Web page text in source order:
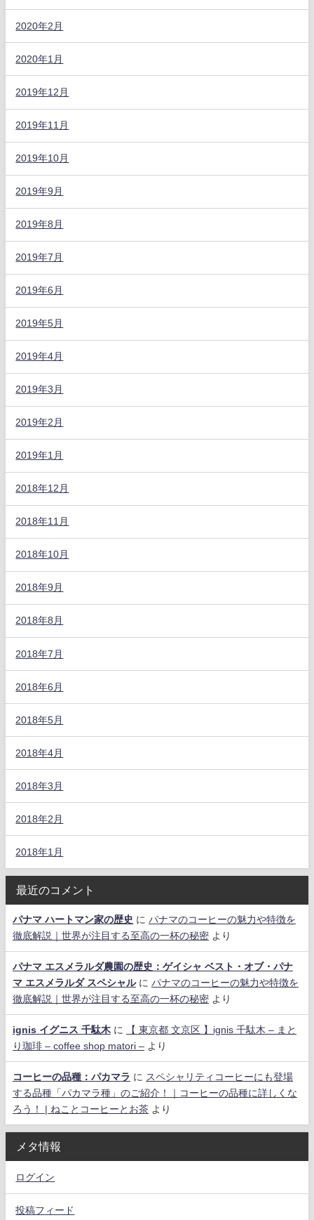
2020年2月
2020年1月
2019年12月
2019年11月
2019年10月
2019年9月
2019年8月
2019年7月
2019年6月
2019年5月
2019年4月
2019年3月
2019年2月
2019年1月
2018年12月
2018年11月
2018年10月
2018年9月
2018年8月
2018年7月
2018年6月
2018年5月
2018年4月
2018年3月
2018年2月
2018年1月
最近のコメント
パナマ ハートマン家の歴史 に パナマのコーヒーの魅力や特徴を
徹底解説｜世界が注目する至高の一杯の秘密 より
パナマ エスメラルダ農園の歴史：ゲイシャ ベスト・オブ・パナ
マ エスメラルダ スペシャルに パナマのコーヒーの魅力や特徴を
徹底解説｜世界が注目する至高の一杯の秘密 より
ignis イグニス 千駄木に
【 東京都 文京区 】ignis 千駄木 – まと
り珈琲 – coffee shop matori – より
コーヒーの品種：パカマラ に スペシャリティコーヒーにも登場
する品種「パカマラ種」のご紹介！｜コーヒーの品種に詳しくな
ろう！ | ねことコーヒーとお茶 より
メタ情報
ログイン
投稿フィード